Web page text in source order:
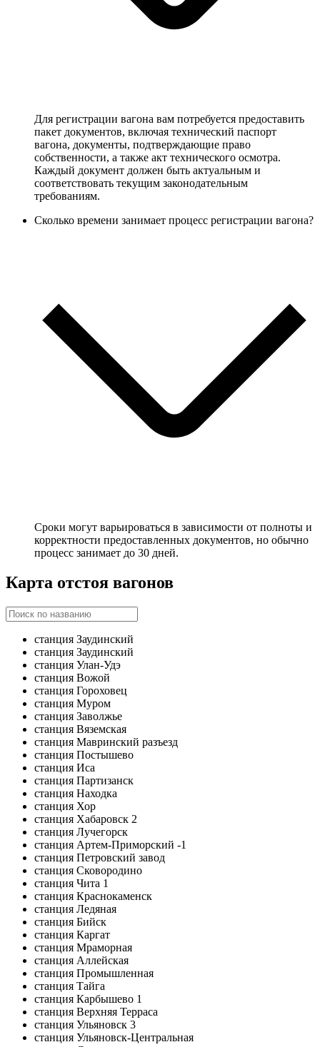
Для регистрации вагона вам потребуется предоставить
пакет документов, включая технический паспорт
вагона, документы, подтверждающие право
собственности, а также акт технического осмотра.
Каждый документ должен быть актуальным и
соответствовать текущим законодательным
требованиям.
Сколько времени занимает процесс регистрации вагона?
Сроки могут варьироваться в зависимости от полноты и
корректности предоставленных документов, но обычно
процесс занимает до 30 дней.
Карта отстоя вагонов
станция Заудинский
станция Заудинский
станция Улан-Удэ
станция Вожой
станция Гороховец
станция Муром
станция Заволжье
станция Вяземская
станция Мавринский разъезд
станция Постышево
станция Иса
станция Партизанск
станция Находка
станция Хор
станция Хабаровск 2
станция Лучегорск
станция Артем-Приморский -1
станция Петровский завод
станция Сковородино
станция Чита 1
станция Краснокаменск
станция Ледяная
станция Бийск
станция Каргат
станция Мраморная
станция Аллейская
станция Промышленная
станция Тайга
станция Карбышево 1
станция Верхняя Терраса
станция Ульяновск 3
станция Ульяновск-Центральная